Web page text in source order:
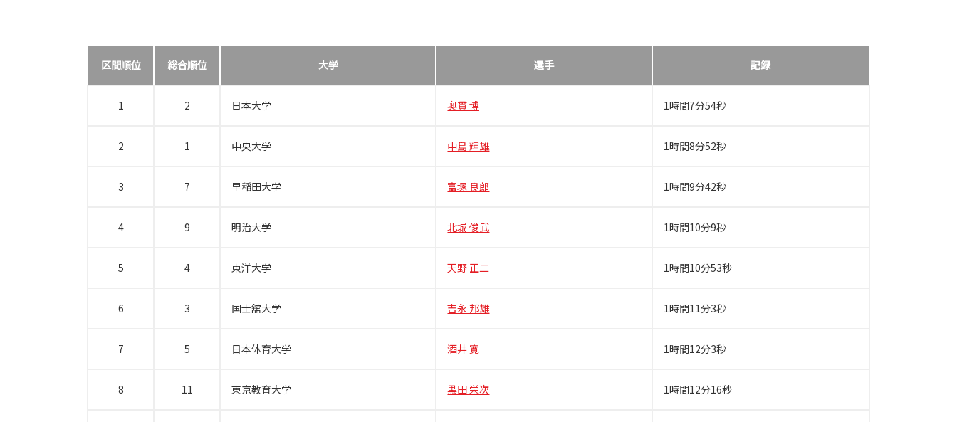
区間順位 総合順位 大学 選手 記録
1 2 日本大学 奥貫 博 1時間7分54秒
2 1 中央大学 中島 輝雄 1時間8分52秒
3 7 早稲田大学 富塚 良郎 1時間9分42秒
4 9 明治大学 北城 俊武 1時間10分9秒
5 4 東洋大学 天野 正二 1時間10分53秒
6 3 国士舘大学 吉永 邦雄 1時間11分3秒
7 5 日本体育大学 酒井 寛 1時間12分3秒
8 11 東京教育大学 黒田 栄次 1時間12分16秒